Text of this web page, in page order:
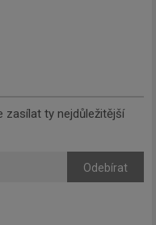
zasílat ty nejdůležitější
Odebírat